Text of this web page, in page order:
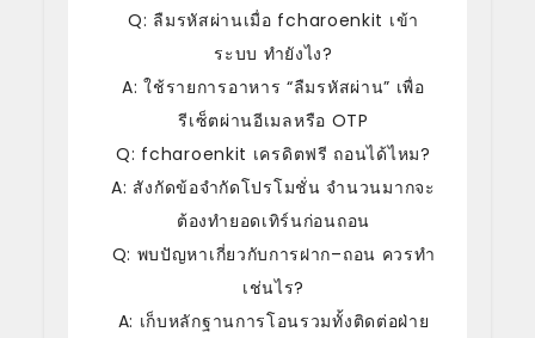
Q: ลืมรหัสผ่านเมื่อ fcharoenkit เข้า
ระบบ ทำยังไง?
A: ใช้รายการอาหาร “ลืมรหัสผ่าน” เพื่อ
รีเซ็ตผ่านอีเมลหรือ OTP
Q: fcharoenkit เครดิตฟรี ถอนได้ไหม?
A: สังกัดข้อจำกัดโปรโมชั่น จำนวนมากจะ
ต้องทำยอดเทิร์นก่อนถอน
Q: พบปัญหาเกี่ยวกับการฝาก–ถอน ควรทำ
เช่นไร?
A: เก็บหลักฐานการโอนรวมทั้งติดต่อฝ่าย